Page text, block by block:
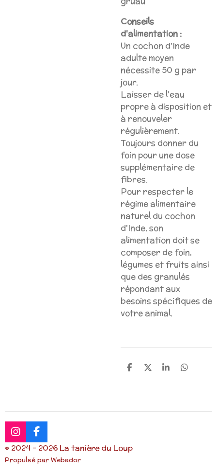
Conseils
d'alimentation :
Un cochon d'Inde
adulte moyen
nécessite 50 g par
jour.
Laisser de l'eau
propre à disposition et
à renouveler
régulièrement.
Toujours donner du
foin pour une dose
supplémentaire de
fibres.
Pour respecter le
régime alimentaire
naturel du cochon
d'Inde, son
alimentation doit se
composer de foin,
légumes et fruits ainsi
que des granulés
répondant aux
besoins spécifiques de
votre animal.
P
g
P
g
P
g
P
g
I
n
t
F
a
e
© 2024 - 2026 La tanière du Loup
Propulsé par Webador